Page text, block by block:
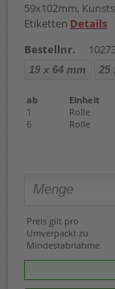
59x102mm,
Etiketten Details
Bestellnr.
19 x 64 mm 25
ab Einheit
1
Rolle
6
Rolle
Preis gilt pro
Umverpackt zu
Mindestabnahme